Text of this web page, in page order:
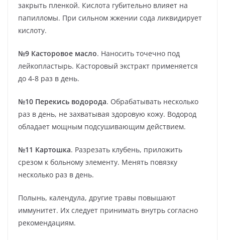
закрыть пленкой. Кислота губительно влияет на
папилломы. При сильном жжении сода ликвидирует
кислоту.
№9 Касторовое масло. Наносить точечно под
лейкопластырь. Касторовый экстракт применяется
до 4-8 раз в день.
№10 Перекись водорода. Обрабатывать несколько
раз в день, не захватывая здоровую кожу. Водород
обладает мощным подсушивающим действием.
№11 Картошка. Разрезать клубень, приложить
срезом к больному элементу. Менять повязку
несколько раз в день.
Полынь, календула, другие травы повышают
иммунитет. Их следует принимать внутрь согласно
рекомендациям.